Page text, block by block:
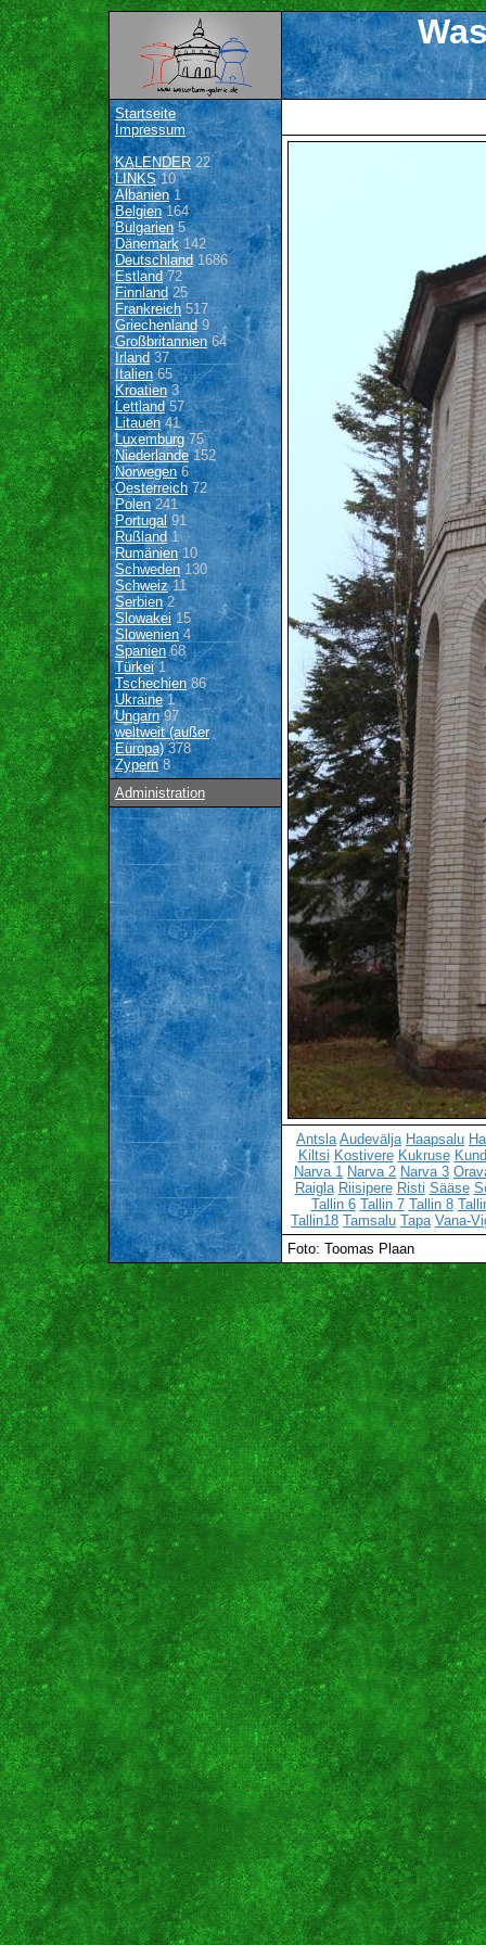
Startseite
Impressum
KALENDER22
LINKS10
Albanien1
Belgien164
Bulgarien 5
Dänemark142
Deutschland 1686
Estland 72
Finnland 25
Frankreich517
Griechenland9
Großbritannien64
Irland 37
Italien65
Kroatien3
Lettland57
Litauen41
Luxemburg 75
Niederlande152
Norwegen6
Oesterreich72
Polen 241
Portugal91
Rußland 1
Rumänien10
Schweden 130
Schweiz11
Serbien2
Slowakei15
Slowenien4
Spanien68
Türkei1
Tschechien 86
Ukraine1
Ungarn97
weltweit (außer
Europa)378
Zypern8
Administration
Antsla Audevälja Haapsalu
Kiltsi Kostivere Kukruse
Narva 1 Narva 2 Narva 3
Raigla Riisipere Risti Sääse
Tallin 6 Tallin 7 Tallin 8
Tallin18 Tamsalu Tapa Vana-
Foto: Toomas Plaan